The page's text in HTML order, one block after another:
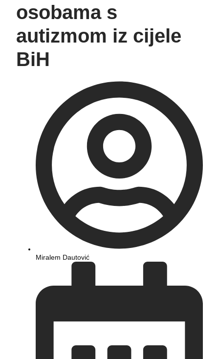
osobama s
autizmom iz cijele
BiH
Miralem Dautović